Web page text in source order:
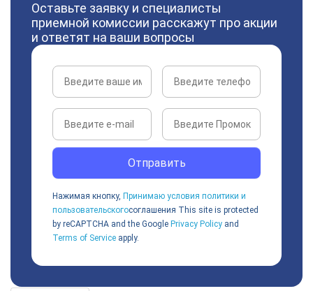
Оставьте заявку и специалисты
приемной комиссии расскажут про акции
и ответят на ваши вопросы
Отправить
Нажимая кнопку, Принимаю условия политики и
пользовательскогосоглашения This site is protected
by reCAPTCHA and the Google Privacy Policy and
Terms of Service apply.